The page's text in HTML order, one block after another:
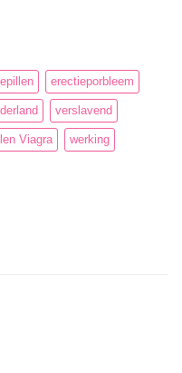
erectieporbleem
verslavend
Viagra werking